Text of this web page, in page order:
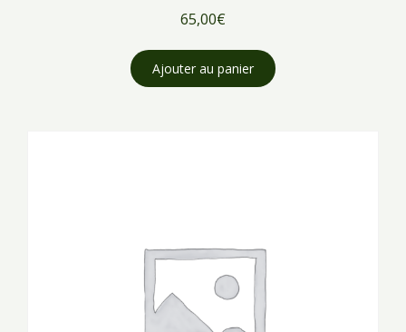
65,00€
Ajouter au panier